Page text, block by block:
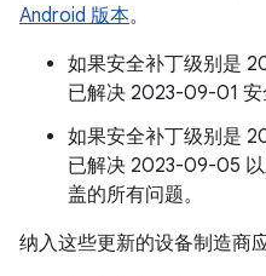
Android 版本。
如果安全补丁级别是
已解决 2023-09-01 安
如果安全补丁级别是
已解决 2023-09-05
盖的所有问题。
纳入这些更新的设备制造商